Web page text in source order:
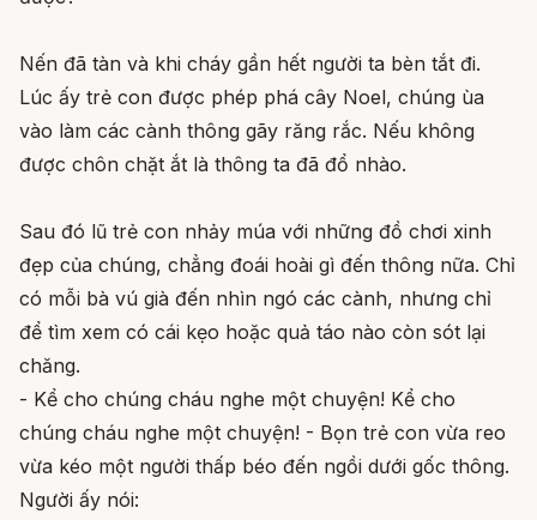
Nến đã tàn và khi cháy gần hết người ta bèn tắt đi.
Lúc ấy trẻ con được phép phá cây Noel, chúng ùa
vào làm các cành thông gãy răng rắc. Nếu không
được chôn chặt ắt là thông ta đã đổ nhào.
Sau đó lũ trẻ con nhảy múa với những đồ chơi xinh
đẹp của chúng, chẳng đoái hoài gì đến thông nữa. Chỉ
có mỗi bà vú già đến nhìn ngó các cành, nhưng chỉ
để tìm xem có cái kẹo hoặc quả táo nào còn sót lại
chăng.
- Kể cho chúng cháu nghe một chuyện! Kể cho
chúng cháu nghe một chuyện! - Bọn trẻ con vừa reo
vừa kéo một người thấp béo đến ngồi dưới gốc thông.
Người ấy nói: